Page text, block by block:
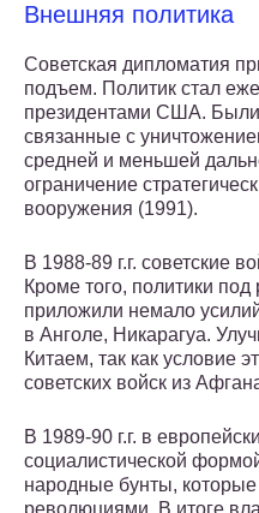
Внешняя политика
Советская дипломатия
подъем. Политик стал
президентами США.
связанные с
средней и меньшей
ограничение
вооружения (1991).
В 1988-89 г.г. советские
Кроме того, политики
приложили немало
в Анголе, Никарагуа.
Китаем, так как условие
советских войск из
В 1989-90 г.г. в
социалистической
народные бунты,